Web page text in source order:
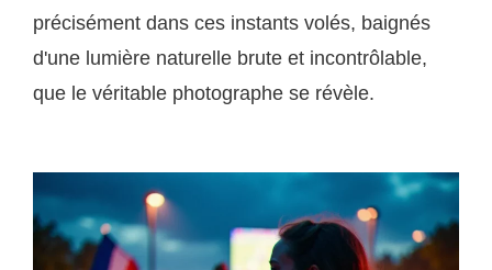
précisément dans ces instants volés, baignés
d'une lumière naturelle brute et incontrôlable,
que le véritable photographe se révèle.